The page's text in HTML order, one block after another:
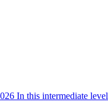
In this intermediate